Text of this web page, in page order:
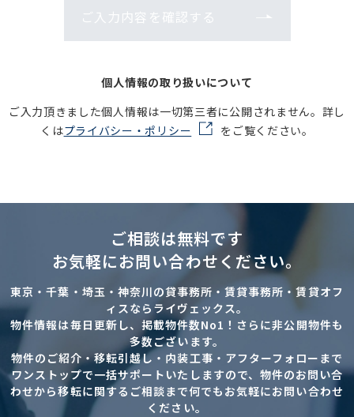
ご入力内容を確認する
個人情報の取り扱いについて
ご入力頂きました個人情報は一切第三者に公開されません。詳し
くはプライバシー・ポリシー をご覧ください。
ご相談は無料です
お気軽にお問い合わせください。
東京・千葉・埼玉・神奈川の貸事務所・賃貸事務所・賃貸オフ
ィスならライヴェックス。
物件情報は毎日更新し、掲載物件数No1！さらに非公開物件も
多数ございます。
物件のご紹介・移転引越し・内装工事・アフターフォローまで
ワンストップで一括サポートいたしますので、物件のお問い合
わせから移転に関するご相談まで何でもお気軽にお問い合わせ
ください。